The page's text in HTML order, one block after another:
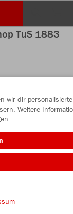
TuS 1883
wir dir personalisierte
Weitere